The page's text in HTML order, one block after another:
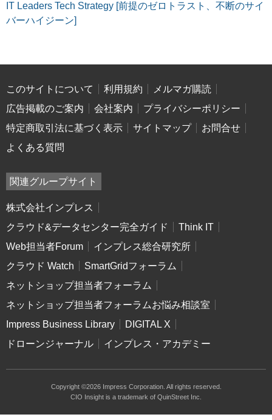
IT Leaders Tech Strategy [前提のゼロトラスト、不断のサイ
バーハイジーン]
このサイトについて 利用規約
メルマガ購読
広告掲載のご案内
会社案内
プライバシーポリシー
特定商取引法に基づく表示
サイトマップ
お問合せ
よくある質問
関連グループサイト
株式会社インプレス
クラウド&データセンター完全ガイド
Think IT
Web担当者Forum
インプレス総合研究所
クラウド Watch
SmartGridフォーラム
ネットショップ担当者フォーラム
ネットショップ担当者フォーラムお悩み相談室
Impress Business Library
DIGITAL X
ドローンジャーナル
インプレス・アカデミー
Copyright ©2026 Impress Corporation. All rights reserved.
CIO Insight is a trademark of QuinStreet Inc.